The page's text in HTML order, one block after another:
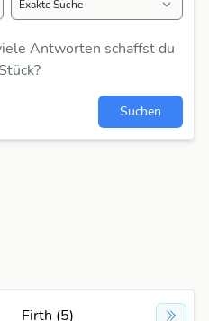
Antworten schaffst du
Suchen
Firth (5)